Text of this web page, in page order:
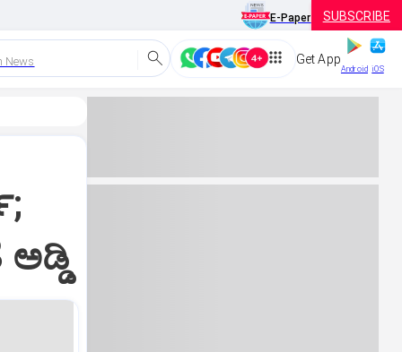
E-Paper SUBSCRIBE
News Get App
Android iOS